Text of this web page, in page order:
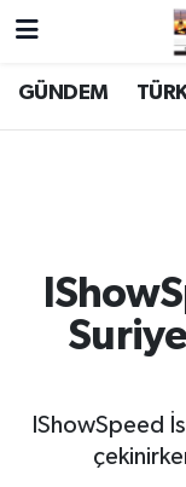
GÜNDEM
IShowSpeed